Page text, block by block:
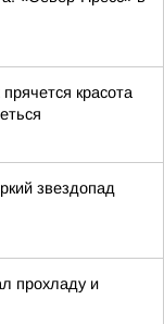
красота
звездопад
прохладу и